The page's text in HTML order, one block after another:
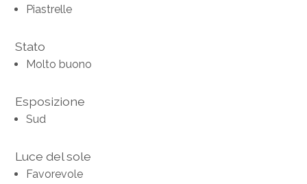
Piastrelle
Stato
Molto buono
Esposizione
Sud
Luce del sole
Favorevole